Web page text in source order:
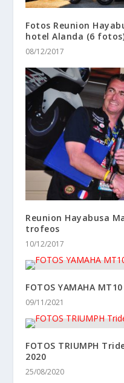
Fotos Reunion
hotel Alanda (6
08/12/2017
Reunion Hayabusa
trofeos
10/12/2017
FOTOS YAMAHA
09/11/2021
FOTOS TRIUMPH
2020
25/08/2020